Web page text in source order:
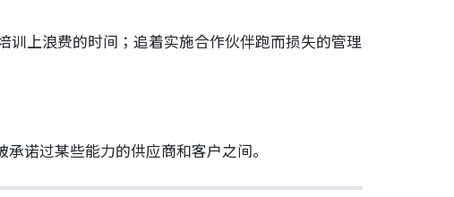
上浪费的时间；追着实施合作伙伴跑而损失的管理
诺过某些能力的供应商和客户之间。